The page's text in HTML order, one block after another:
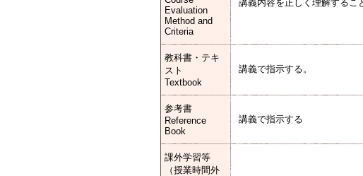
Evaluation
Method and
Criteria
講義内容を正しく理解するこ
教科書・テキ
スト
Textbook
講義で指示する。
参考書
Reference
Book
講義で指示する
課外学習等
（授業時間外